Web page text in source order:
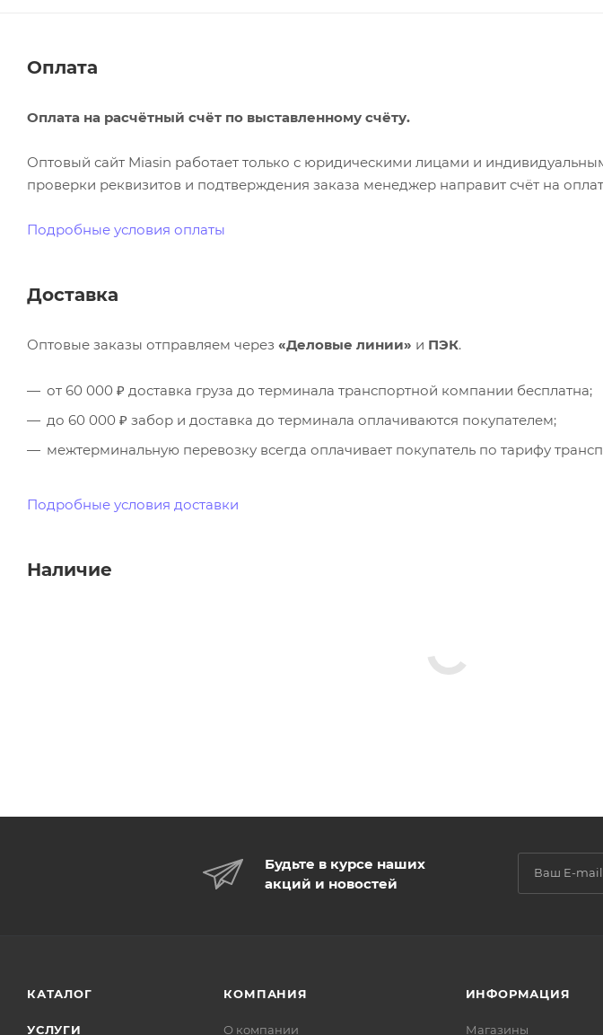
Оплата
Оплата на расчётный счёт по выставленному счёту.
Оптовый сайт Miasin работает только с юридическими лицами и
проверки реквизитов и подтверждения заказа менеджер направит счёт на
Подробные условия оплаты
Доставка
Оптовые заказы отправляем через «Деловые линии» и ПЭК.
от 60 000 ₽ доставка груза до терминала транспортной компании бесплатна;
до 60 000 ₽ забор и доставка до терминала оплачиваются покупателем;
межтерминальную перевозку всегда оплачивает покупатель по тарифу
Подробные условия доставки
Наличие
Будьте в курсе наших
акций и новостей
КАТАЛОГ
УСЛУГИ
КОМПАНИЯ
О компании
ИНФОРМАЦИЯ
Магазины